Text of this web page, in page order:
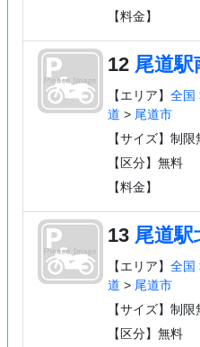
【料金】
12 尾道駅
【エリア】 全国
道 > 尾道市
【サイズ】制限
【区分】無料
【料金】
13 尾道
【エリア】 全国
道 > 尾道市
【サイズ】制限
【区分】無料